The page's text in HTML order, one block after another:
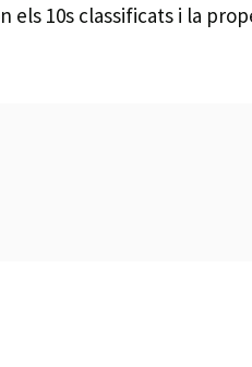
els 10s classificats i la